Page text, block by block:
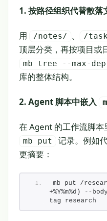
1. 按路径组织代替散落
用 /notes/ 、 /
顶层分类，再按项目或
mb tree --max-
库的整体结构。
2. Agent 脚本中嵌入
在 Agent 的工作流脚本
mb put
记录。例如
更摘要：
mb put /
+%Y%m%d) --
tag research